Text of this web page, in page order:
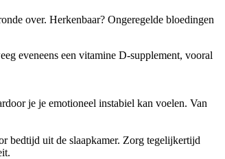
over. Herkenbaar? Ongeregelde bloedingen
eveneens een vitamine D-supplement, vooral
je je emotioneel instabiel kan voelen. Van
bedtijd uit de slaapkamer. Zorg tegelijkertijd